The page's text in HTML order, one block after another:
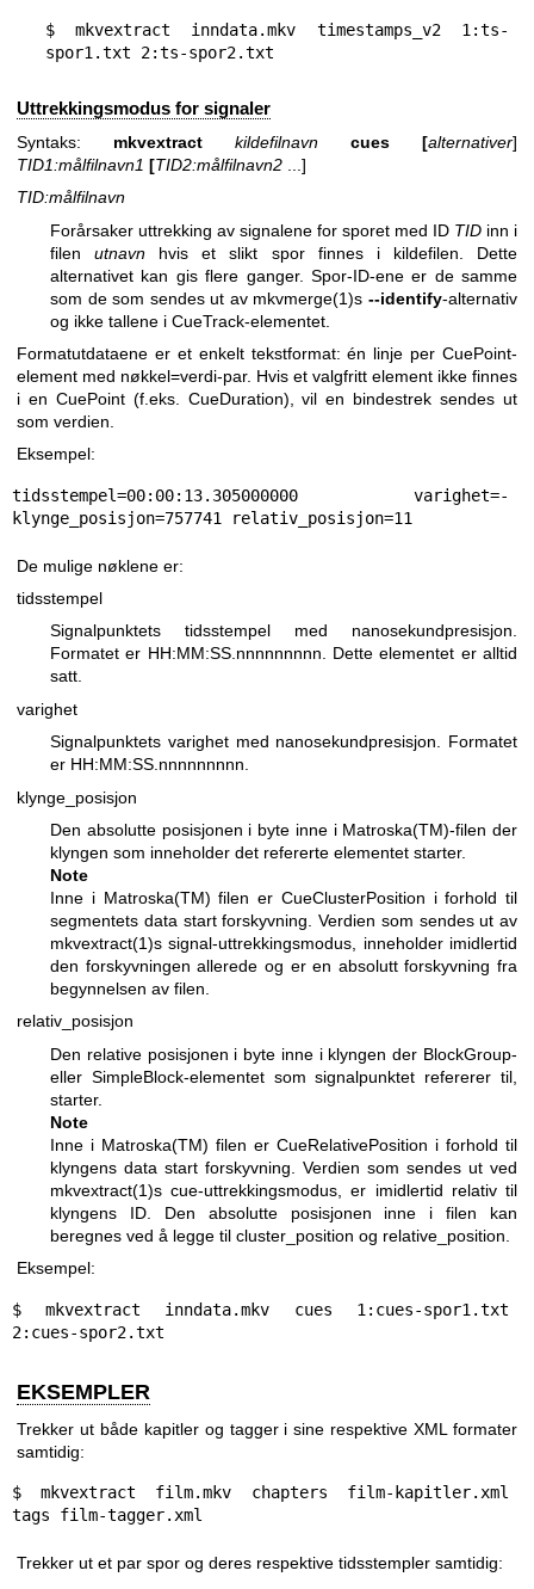
$ mkvextract inndata.mkv timestamps_v2 1:ts-
spor1.txt 2:ts-spor2.txt
Uttrekkingsmodus for signaler
Syntaks: mkvextract kildefilnavn cues [alternativer]
TID1:målfilnavn1 [TID2:målfilnavn2 ...]
TID:målfilnavn
Forårsaker uttrekking av signalene for sporet med ID TID inn i
filenutnavn hvis et slikt spor finnes i kildefilen. Dette
alternativet kan gis flere ganger. Spor-ID-ene er de samme
som de som sendes ut av mkvmerge(1)s--identify-alternativ
og ikke tallene i CueTrack-elementet.
Formatutdataene er et enkelt tekstformat: én linje per CuePoint-
element med nøkkel=verdi-par. Hvis et valgfritt element ikke finnes
i en CuePoint (f.eks. CueDuration), vil en bindestrek sendes ut
som verdien.
Eksempel:
tidsstempel=00:00:13.305000000 varighet=-
klynge_posisjon=757741 relativ_posisjon=11
De mulige nøklene er:
tidsstempel
Signalpunktets tidsstempel med nanosekundpresisjon.
Formatet er HH:MM:SS.nnnnnnnnn. Dette elementet er alltid
satt.
varighet
Signalpunktets varighet med nanosekundpresisjon. Formatet
er HH:MM:SS.nnnnnnnnn.
klynge_posisjon
Den absolutte posisjonen i byte inne i Matroska(TM)-filen der
klyngen som inneholder det refererte elementet starter.
Note
Inne i Matroska(TM) filen er CueClusterPosition i forhold til
segmentets data start forskyvning. Verdien som sendes ut av
mkvextract(1)s signal-uttrekkingsmodus, inneholder imidlertid
den forskyvningen allerede og er en absolutt forskyvning fra
begynnelsen av filen.
relativ_posisjon
Den relative posisjonen i byte inne i klyngen der BlockGroup-
eller SimpleBlock-elementet som signalpunktet refererer til,
starter.
Note
Inne i Matroska(TM) filen er CueRelativePosition i forhold til
klyngens data start forskyvning. Verdien som sendes ut ved
mkvextract(1)s cue-uttrekkingsmodus, er imidlertid relativ til
klyngens ID. Den absolutte posisjonen inne i filen kan
beregnes ved å legge til cluster_position og relative_position.
Eksempel:
$ mkvextract inndata.mkv cues 1:cues-spor1.txt
2:cues-spor2.txt
EKSEMPLER
Trekker ut både kapitler og tagger i sine respektive XML formater
samtidig:
$ mkvextract film.mkv chapters film-kapitler.xml
tags film-tagger.xml
Trekker ut et par spor og deres respektive tidsstempler samtidig: